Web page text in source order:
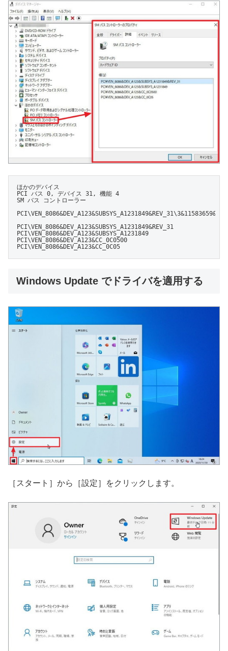
ほかのデバイス
PCI バス 0, デバイス 31, 機能 4
SM バス コントローラー
PCI\VEN_8086&DEV_A123&SUBSYS_A1231849&REV_31
PCI\VEN_8086&DEV_A123&SUBSYS_A1231849
PCI\VEN_8086&DEV_A123&CC_0C0500
PCI\VEN_8086&DEV_A123&CC_0C05
Windows Update でドライバを適用する
［スタート］から［設定］をクリックします。